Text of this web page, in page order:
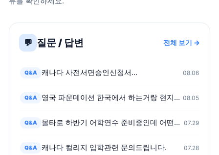
💬 질문 / 답변 전체 보기 →
Q&A 캐나다 사전서면승인신청서... 08.06
Q&A 영국 파운데이션 한국에서 하는거랑 현지가서 하는거 어떤차이가 있나요? 08.05
Q&A 몰타로 하반기 어학연수 준비중인데 어떤가요? 07.29
Q&A 캐나다 컬리지 입학관련 문의드립니다. 07.28